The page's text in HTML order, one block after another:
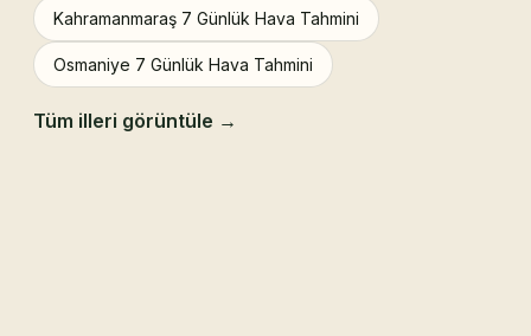
Kahramanmaraş 7 Günlük Hava Tahmini
Osmaniye 7 Günlük Hava Tahmini
Tüm illeri görüntüle →